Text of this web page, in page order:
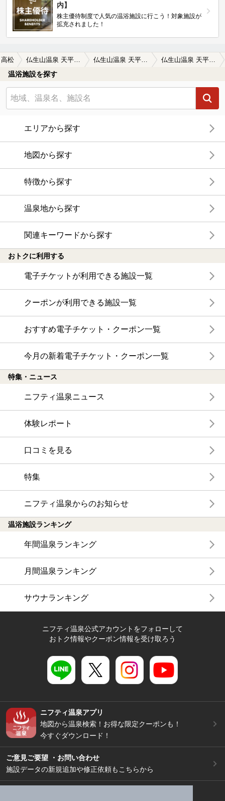
内】
株主優待制度で人気の温浴施設に行こう！対象施設が
拡充されました！
高松 仏生山温泉 天平湯（てんぴょうゆ）の口コミ 朝一番行きましたが 脱衣所が汚くて、、…
温浴施設を探す
エリアから探す
地図から探す
特徴から探す
温泉地から探す
関連キーワードから探す
おトクに利用する
電子チケットが利用できる施設一覧
クーポンが利用できる施設一覧
おすすめ電子チケット・クーポン一覧
今月の新着電子チケット・クーポン一覧
特集・ニュース
ニフティ温泉ニュース
体験レポート
口コミを見る
特集
ニフティ温泉からのお知らせ
温浴施設ランキング
年間温泉ランキング
月間温泉ランキング
サウナランキング
ニフティ温泉公式アカウントをフォローして
おトク情報やクーポン情報を受け取ろう
ニフティ温泉アプリ
地図から温泉検索！お得な限定クーポンも！
今すぐダウンロード！
ご意見ご要望 ・お問い合わせ
施設データの新規追加や修正依頼もこちらから